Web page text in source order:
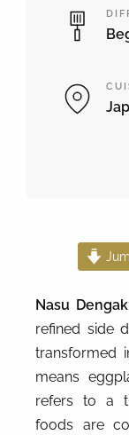
Nasu
refined side
transformed
means
refers to a
foods are